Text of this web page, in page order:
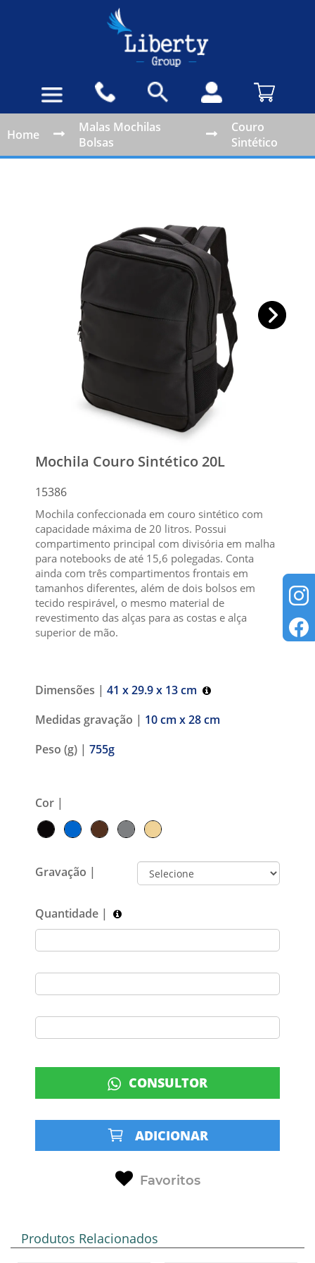
Home
Malas Mochilas
Bolsas
Couro
Sintético
Mochila Couro Sintético 20L
15386
Mochila confeccionada em couro sintético com
capacidade máxima de 20 litros. Possui
compartimento principal com divisória em malha
para notebooks de até 15,6 polegadas. Conta
ainda com três compartimentos frontais em
tamanhos diferentes, além de dois bolsos em
tecido respirável, o mesmo material de
revestimento das alças para as costas e alça
superior de mão.
Dimensões | 41 x 29.9 x 13 cm
Medidas gravação | 10 cm x 28 cm
Peso (g) | 755g
Cor |
Gravação |
Quantidade |
CONSULTOR
ADICIONAR
Favoritos
Produtos Relacionados